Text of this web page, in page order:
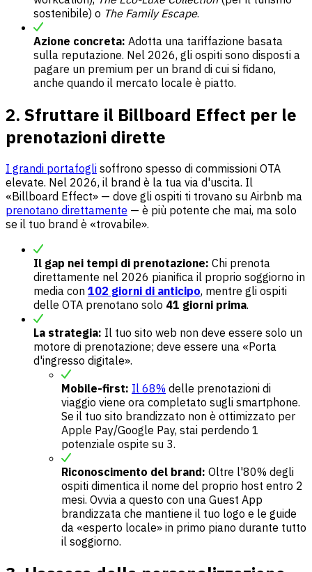
sostenibile) o The Family Escape.
Azione concreta: Adotta una tariffazione basata
sulla reputazione. Nel 2026, gli ospiti sono disposti a
pagare un premium per un brand di cui si fidano,
anche quando il mercato locale è piatto.
2. Sfruttare il Billboard Effect per le
prenotazioni dirette
I grandi portafogli soffrono spesso di commissioni OTA
elevate. Nel 2026, il brand è la tua via d'uscita. Il
«Billboard Effect» — dove gli ospiti ti trovano su Airbnb ma
prenotano direttamente — è più potente che mai, ma solo
se il tuo brand è «trovabile».
Il gap nei tempi di prenotazione: Chi prenota
direttamente nel 2026 pianifica il proprio soggiorno in
media con 102 giorni di anticipo, mentre gli ospiti
delle OTA prenotano solo 41 giorni prima.
La strategia: Il tuo sito web non deve essere solo un
motore di prenotazione; deve essere una «Porta
d'ingresso digitale».
Mobile-first: Il 68% delle prenotazioni di
viaggio viene ora completato sugli smartphone.
Se il tuo sito brandizzato non è ottimizzato per
Apple Pay/Google Pay, stai perdendo 1
potenziale ospite su 3.
Riconoscimento del brand: Oltre l'80% degli
ospiti dimentica il nome del proprio host entro 2
mesi. Ovvia a questo con una Guest App
brandizzata che mantiene il tuo logo e le guide
da «esperto locale» in primo piano durante tutto
il soggiorno.